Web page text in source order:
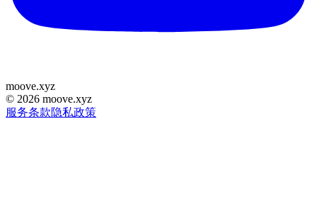
moove.xyz
© 2026 moove.xyz
服务条款隐私政策